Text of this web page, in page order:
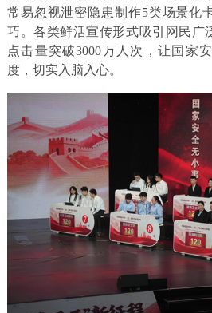
常易忽视泄密隐患制作5类场景化
巧。各类鲜活宣传形式吸引网民广
点击量突破3000万人次，让国家
度，切实入脑入心。